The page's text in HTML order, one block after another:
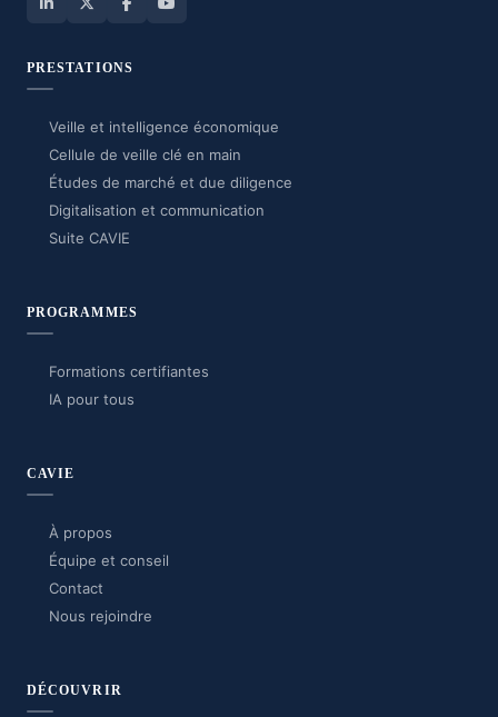
PRESTATIONS
Veille et intelligence économique
Cellule de veille clé en main
Études de marché et due diligence
Digitalisation et communication
Suite CAVIE
PROGRAMMES
Formations certifiantes
IA pour tous
CAVIE
À propos
Équipe et conseil
Contact
Nous rejoindre
DÉCOUVRIR